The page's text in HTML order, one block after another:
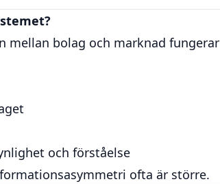
mellan bolag och marknad fungerar
och förståelse
ofta är större.